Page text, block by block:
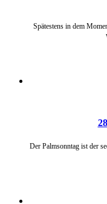
Spätestens in dem
Der Palmsonntag ist der